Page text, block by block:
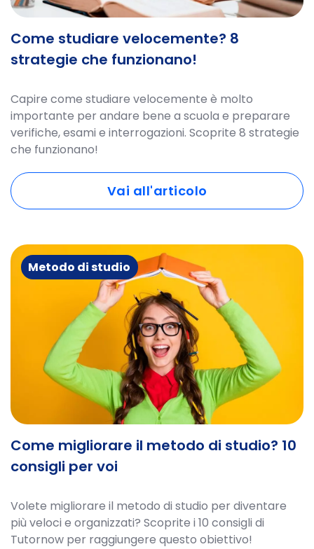
Come studiare velocemente? 8
strategie che funzionano!
Capire come studiare velocemente è molto
importante per andare bene a scuola e preparare
verifiche, esami e interrogazioni. Scoprite 8 strategie
che funzionano!
Vai all'articolo
Metodo di studio
Come migliorare il metodo di studio? 10
consigli per voi
Volete migliorare il metodo di studio per diventare
più veloci e organizzati? Scoprite i 10 consigli di
Tutornow per raggiungere questo obiettivo!